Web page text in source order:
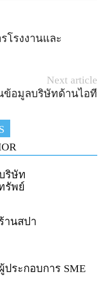
โรงงานและ
Next article
ข้อมูลบริษัทด้านไอที
ริษัท
รัพย์
านสปา
ระกอบการ SME